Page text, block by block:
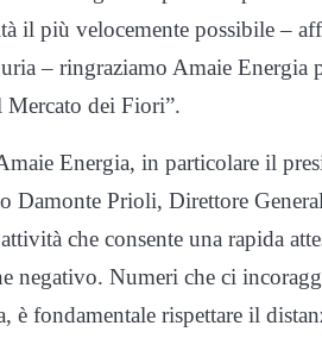
il più velocemente possibile –
– ringraziamo Amaie Energia
Mercato dei Fiori”.
Energia, in particolare il
Damonte Prioli, Direttore
che consente una rapida
negativo. Numeri che ci
è fondamentale rispettare il